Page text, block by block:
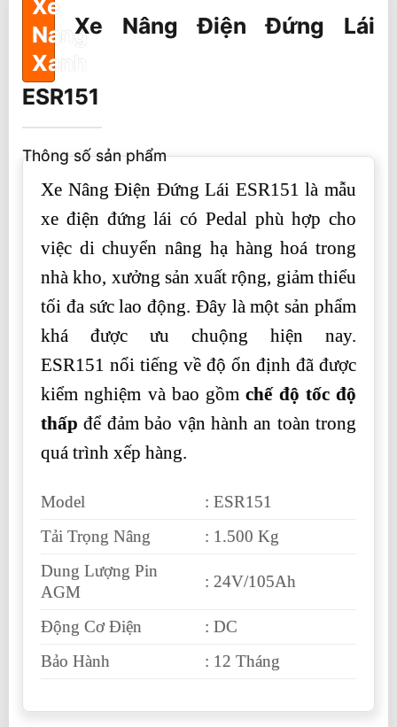
Xe Nâng Điện Đứng Lái
ESR151
Thông số sản phẩm
Xe Nâng Điện Đứng Lái ESR151 là mẫu
xe điện đứng lái có Pedal phù hợp cho
việc di chuyển nâng hạ hàng hoá trong
nhà kho, xưởng sản xuất rộng, giảm thiểu
tối đa sức lao động. Đây là một sản phẩm
khá được ưu chuộng hiện nay.
ESR151 nổi tiếng về độ ổn định đã được
kiểm nghiệm và bao gồmchế độ tốc độ
thấp để đảm bảo vận hành an toàn trong
quá trình xếp hàng.
Model
: ESR151
Tải Trọng Nâng
: 1.500 Kg
Dung Lượng Pin
AGM
: 24V/105Ah
Động Cơ Điện
: DC
Bảo Hành
: 12 Tháng